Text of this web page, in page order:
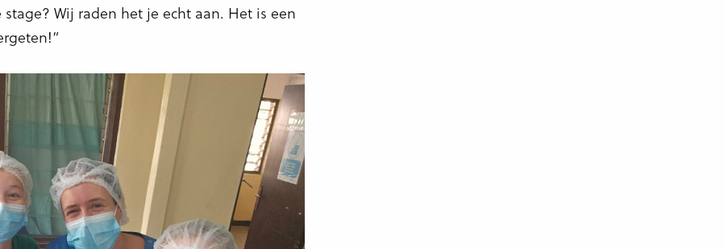
Wij raden het je echt aan. Het is een